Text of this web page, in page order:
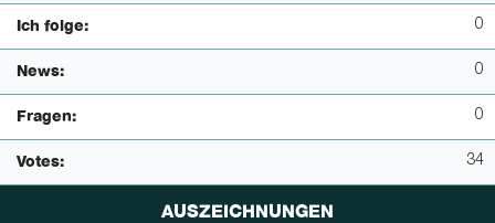
Ich folge: 0
News: 0
Fragen: 0
Votes: 34
AUSZEICHNUNGEN